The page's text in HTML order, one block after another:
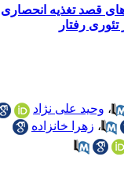
قصد تغذیه انحصاری
رفتار
،وحید علی نژاد
،زهرا خانزاده